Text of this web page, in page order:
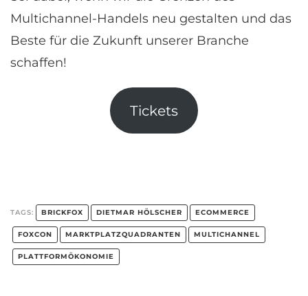
Multichannel-Handels neu gestalten und das
Beste für die Zukunft unserer Branche
schaffen!
Tickets
TAGS: BRICKFOX DIETMAR HÖLSCHER ECOMMERCE
FOXCON MARKTPLATZQUADRANTEN MULTICHANNEL
PLATTFORMÖKONOMIE